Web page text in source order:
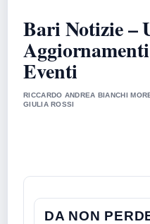
Bari Notizie –
Eventi
RICCARDO ANDREA BIANCHI
GIULIA ROSSI
DA NON